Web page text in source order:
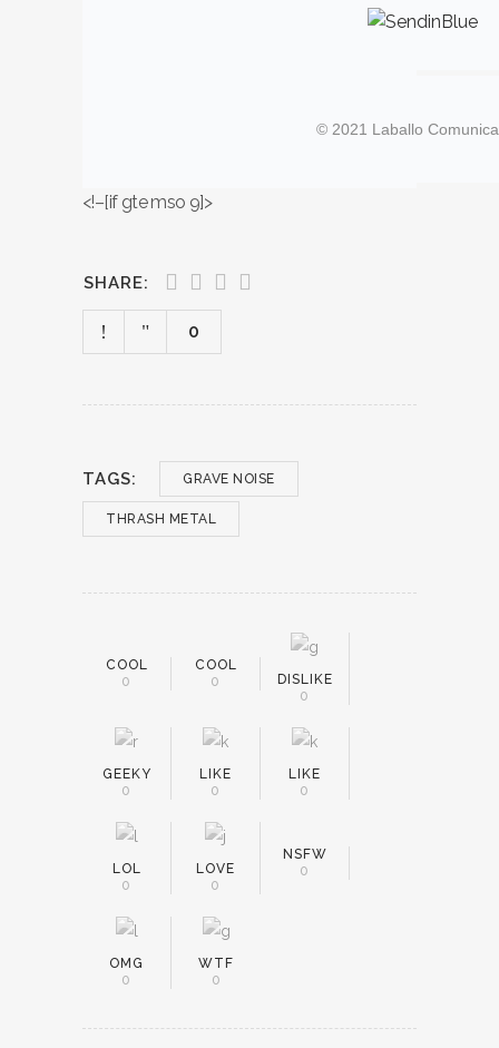
© 2021 Laballo
<!–[if gte mso 9]>
SHARE:
0
TAGS: GRAVE NOISE
THRASH METAL
COOL
0
COOL
0
DISLIKE
0
GEEKY
0
LIKE
0
LIKE
0
LOL
0
LOVE
0
NSFW
0
OMG
0
WTF
0